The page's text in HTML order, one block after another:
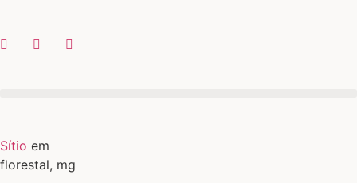
Sítio em
florestal, mg